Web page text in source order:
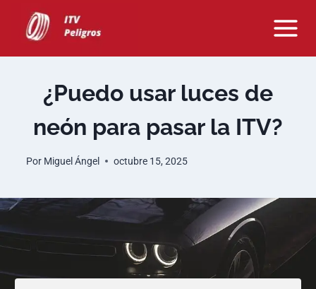
¿Puedo usar luces de
neón para pasar la ITV?
Por Miguel Ángel octubre 15, 2025